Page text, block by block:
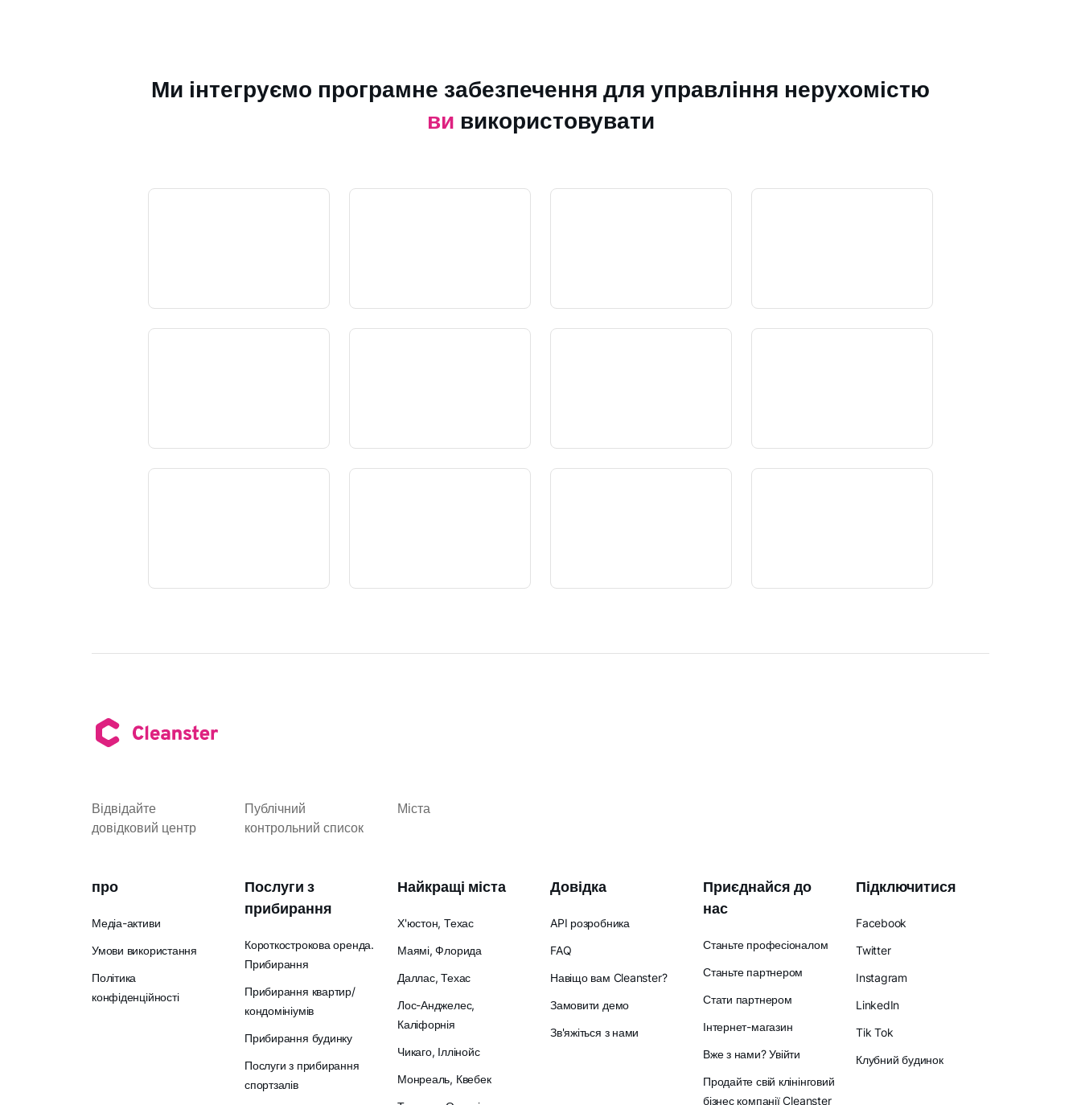
Ми інтегруємо програмне забезпечення для управління нерухомістю
ви використовувати
Відвідайте
довідковий центр
Публічний
контрольний список
Міста
про
Медіа-активи
Умови використання
Політика
конфіденційності
Послуги з
прибирання
Короткострокова оренда.
Прибирання
Прибирання квартир/
кондомініумів
Прибирання будинку
Послуги з прибирання
спортзалів
Найкращі міста
Х'юстон, Техас
Маямі, Флорида
Даллас, Техас
Лос-Анджелес,
Каліфорнія
Чикаго, Іллінойс
Монреаль, Квебек
Довідка
API розробника
FAQ
Навіщо вам Cleanster?
Замовити демо
Зв'яжіться з нами
Приєднайся до
нас
Станьте професіоналом
Станьте партнером
Стати партнером
Інтернет-магазин
Вже з нами? Увійти
Продайте свій клінінговий
бізнес компанії Cleanster
Підключитися
Facebook
Twitter
Instagram
LinkedIn
Tik Tok
Клубний будинок